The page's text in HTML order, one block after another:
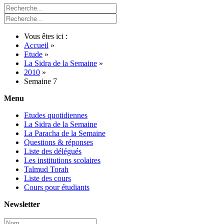
Vous êtes ici :
Accueil »
Etude »
La Sidra de la Semaine »
2010 »
Semaine 7
Menu
Etudes quotidiennes
La Sidra de la Semaine
La Paracha de la Semaine
Questions & réponses
Liste des délégués
Les institutions scolaires
Talmud Torah
Liste des cours
Cours pour étudiants
Newsletter